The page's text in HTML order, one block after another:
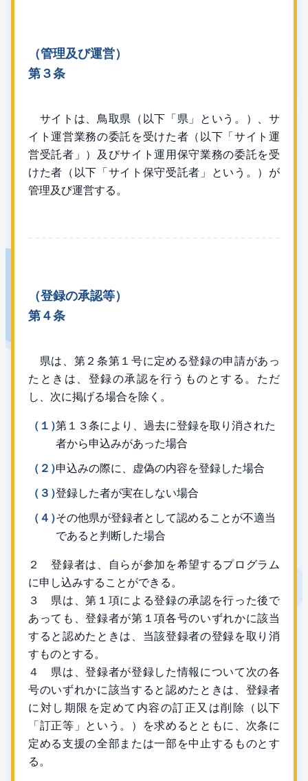
（管理及び運営）
第３条
サイトは、鳥取県（以下「県」という。）、サ
イト運営業務の委託を受けた者（以下「サイト運
営受託者」）及びサイト運用保守業務の委託を受
けた者（以下「サイト保守受託者」という。）が
管理及び運営する。
（登録の承認等）
第４条
県は、第２条第１号に定める登録の申請があっ
たときは、登録の承認を行うものとする。ただ
し、次に掲げる場合を除く。
（１）第１３条により、過去に登録を取り消された
者から申込みがあった場合
（２）申込みの際に、虚偽の内容を登録した場合
（３）登録した者が実在しない場合
（４）その他県が登録者として認めることが不適当
であると判断した場合
２ 登録者は、自らが参加を希望するプログラム
に申し込みすることができる。
３ 県は、第１項による登録の承認を行った後で
あっても、登録者が第１項各号のいずれかに該当
すると認めたときは、当該登録者の登録を取り消
すものとする。
４ 県は、登録者が登録した情報について次の各
号のいずれかに該当すると認めたときは、登録者
に対し期限を定めて内容の訂正又は削除（以下
「訂正等」という。）を求めるとともに、次条に
定める支援の全部または一部を中止するものとす
る。